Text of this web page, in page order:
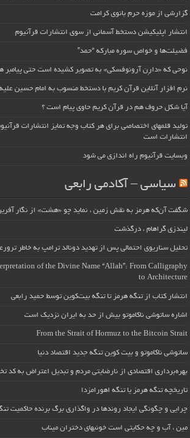
گزارشی از موزه حرم بانوی کرامت
انتشار اپلیکیشن دستخط آسمانی از سوی انتشارات قرآنیوم
فضیلت‌ها و خواص سوره مبارکه “حمد”
نوحی که «دارِن آرونوفسکی» به تصویر کشیده است حتی
نرم افزار آنلاین قرآن کریم با دستخط منسوب به امام حسین
آیا شکل حروف هم در قرآن کریم حاوی پیام است ؟
تولید قلمهای اختصاصی برای هر کتاب وجه تمایز انتشارات
انتشارات است
وبسایت قرآنیوم راه اندازی می شود
سیاسی – آکادمی رابعی
شگفت آن‌که هرمز به نقش زمین ، نماید چو «هشت» از نگار
لیندزی گراهام ، درگذشت
تحلیل سناریوی احتمالی پس از تهدید دونالد ترامپ به خاطر
of the Divine Name “Allah”: From Calligraphy
to Architecture
انتشار کتاب از تنگه هرمز تا تنگه بیت‌کوین توسط حمید رابعی
اشاره ساتوشی ناکاموتو بیش از حد به ایران نزدیک است
From the Strait of Hormuz to the Bitcoin Strait
ساتوشی ناکاموتو و بیت کوین تنگه جدید اقتصاد دنیا
بهره‌برداری اقتصادی از نارضایتی مردم و تبدیل اعتراض به کد
تاریخچه تنگه هرمز یا تنگه اهورامزدا
چرایی و چگونگی ایجاد روندها در واگذاری برگ برنده حاکمیت
مین ، آب و چه حکایتی است خونبهای دختران میناب